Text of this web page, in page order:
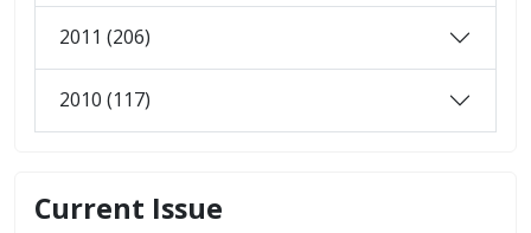
2011 (206)
2010 (117)
Current Issue